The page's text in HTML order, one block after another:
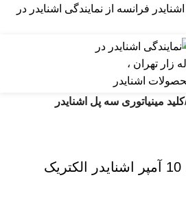
فرانسه از نمایندگی اشنایدر در
کلید مینیاتوری سه پل اشنایدر